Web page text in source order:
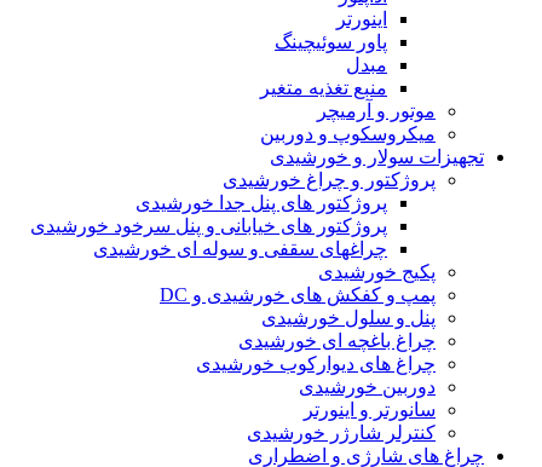
اینورتر
پاور سوئیچینگ
مبدل
منبع تغذیه متغیر
موتور و آرمیچر
میکروسکوپ و دوربین
تجهیزات سولار و خورشیدی
پروژکتور و چراغ خورشیدی
پروژکتور های پنل جدا خورشیدی
پروژکتور های خیابانی و پنل سرخود خورشیدی
چراغهای سقفی و سوله ای خورشیدی
پکیج خورشیدی
پمپ و کفکش های خورشیدی و DC
پنل و سلول خورشیدی
چراغ باغچه ای خورشیدی
چراغ های دیوارکوب خورشیدی
دوربین خورشیدی
سانورتر و اینورتر
کنترلر شارژر خورشیدی
چراغ های شارژی و اضطراری